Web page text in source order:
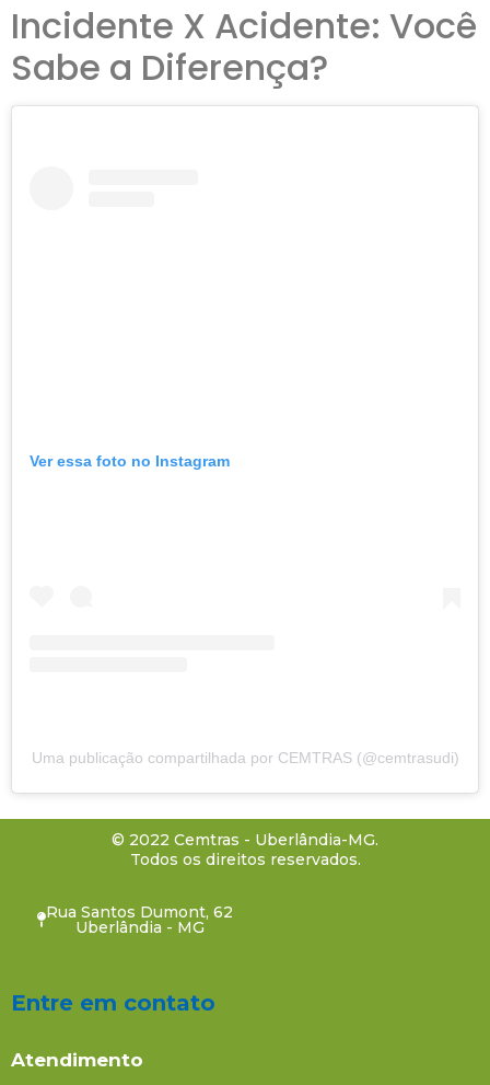
Incidente X Acidente: Você
Sabe a Diferença?
Ver essa foto no Instagram
Uma publicação compartilhada por CEMTRAS (@cemtrasudi)
© 2022 Cemtras - Uberlândia-MG.
Todos os direitos reservados.
Rua Santos Dumont, 62
Uberlândia - MG
Entre em contato
Atendimento